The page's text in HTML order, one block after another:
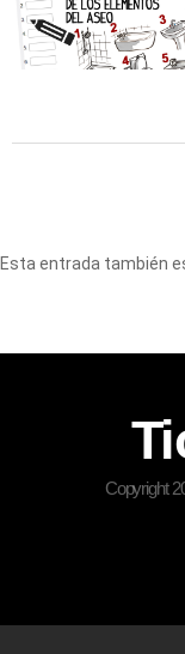
Esta entrada también
Copyright